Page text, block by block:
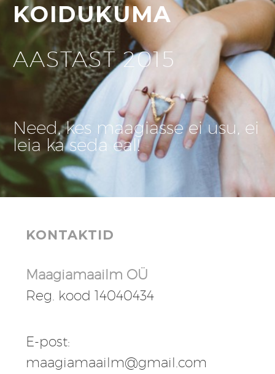
KOIDUKUMA
AASTAST 2015
Need, kes maagiasse ei usu, ei
leia ka seda eal!
KONTAKTID
Maagiamaailm OÜ
Reg. kood 14040434
E-post:
maagiamaailm@gmail.com